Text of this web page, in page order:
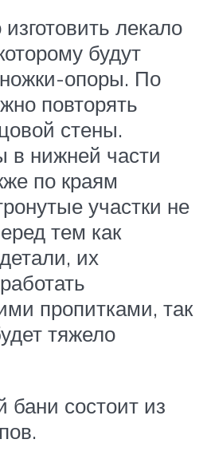
лекало
будут
опоры. По
повторять
стены.
в нижней части
по краям
участки не
тем как
их
пропитками, так
тяжело
бани состоит из